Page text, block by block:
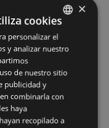
calle Egogain del
de obras
BASQUE
SPANISH
×
cookies
personalizar el
y analizar nuestro
de nuestro sitio
publicidad y
combinarla con
haya
recopilado a